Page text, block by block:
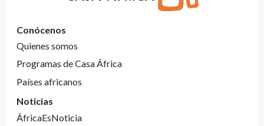
Conócenos
Quienes somos
Programas de Casa África
Países africanos
Noticias
ÁfricaEsNoticia